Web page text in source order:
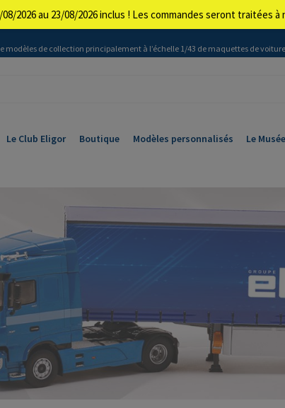
modèles de collection principalement à l’échelle 1/43 de maquettes de
Le Club Eligor Boutique Modèles personnalisés Le Musée
2026 au 23/08/2026 inclus ! Les commandes seront traitées